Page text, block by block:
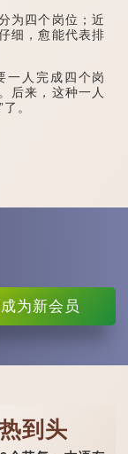
四个岗位；近
细，愈能代表排
人完成四个岗
后来，这种一人
。
成为新会员
到头